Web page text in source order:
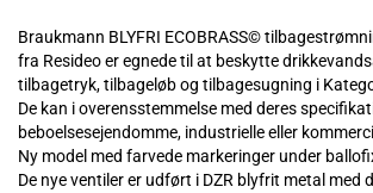
Braukmann BLYFRI ECOBRASS©
fra Resideo er egnede til at beskytte
tilbagetryk, tilbageløb og tilbagesugning i
De kan i overensstemmelse med deres
beboelsesejendomme, industrielle eller
Ny model med farvede markeringer under
De nye ventiler er udført i DZR blyfrit metal med